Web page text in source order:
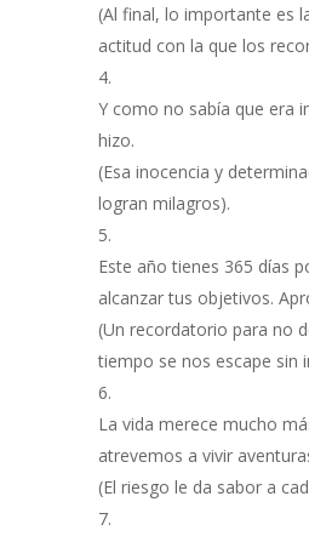
(Al final, lo importante es
actitud con la que los
Y como no sabía que era
hizo.
(Esa inocencia y
logran milagros).
Este año tienes 365 días
alcanzar tus objetivos.
(Un recordatorio para no
tiempo se nos escape sin
La vida merece mucho
atrevemos a vivir
(El riesgo le da sabor a